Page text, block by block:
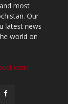
most
Our
latest news
world on